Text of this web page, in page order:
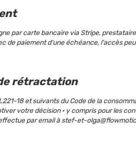
par carte bancaire via Stripe,
de paiement d'une échéance, l'accès
rétractation
18 et suivants du Code de la
votre décision · y compris pour les
par email à stef-et-